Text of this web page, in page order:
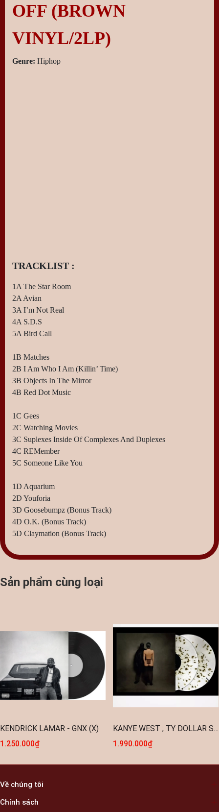
OFF (BROWN
VINYL/2LP)
Genre: Hiphop
TRACKLIST :
1A The Star Room
2A Avian
3A I’m Not Real
4A S.D.S
5A Bird Call
1B Matches
2B I Am Who I Am (Killin’ Time)
3B Objects In The Mirror
4B Red Dot Music
1C Gees
2C Watching Movies
3C Suplexes Inside Of Complexes And Duplexes
4C REMember
5C Someone Like You
1D Aquarium
2D Youforia
3D Goosebumpz (Bonus Track)
4D O.K. (Bonus Track)
5D Claymation (Bonus Track)
Sản phẩm cùng loại
KENDRICK LAMAR - GNX (X)
1.250.000₫
KANYE WEST ; TY DOLLAR SIGN - VULTURES 1 (2LP / CLEAR GOLD VINYL)
1.990.000₫
Về chúng tôi
Chính sách